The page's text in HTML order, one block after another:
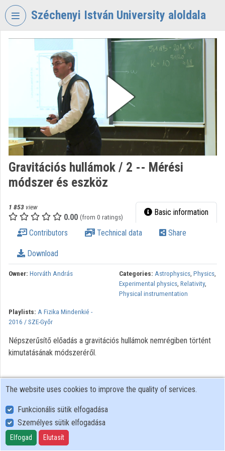
Skip header
Széchenyi István University aloldala
SZÉCHENYI
ISTVÁN
UNIVERSITY
Organization home
Log In
Categories
Gravitációs hullámok / 2 -- Mérési
módszer és eszköz
1 853 view
0.00 (from 0 ratings) Basic information
Contributors Technical data Share
Download
Owner: Horváth András Categories: Astrophysics, Physics,
Experimental physics, Relativity,
Physical instrumentation
Playlists: A Fizika Mindenkié -
2016 / SZE-Győr
Népszerűsítő előadás a gravitációs hullámok nemrégiben történt
kimutatásának módszeréről.
User Policy
Adatkezelési tájékoztató (en)
Cookie Policy
The website uses cookies to improve the quality of services.
Funkcionális sütik elfogadása
Személyes sütik elfogadása
Elfogad Elutasít